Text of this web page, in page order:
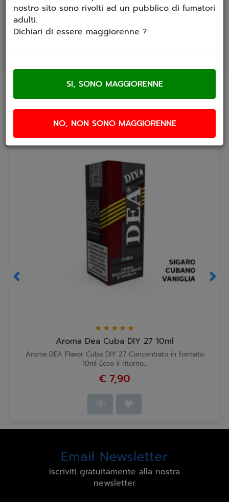
da diluire in base neutra / non utilizzare tal
quale
SCHEDA TECNICA
Prodotti che ti potrebbero interessare
Aroma Dea Cuba DIY 27 10ml
Aroma DEA Flavor Cuba DIY 27 Concentrato in formato
10ml Ecco il ritorno...
€ 7,90
Email Newsletter
Iscriviti gratuitamente alla nostra
newsletter
nostro sito sono rivolti ad un pubblico di fumatori
adulti.
Dichiari di essere maggiorenne ?
NO, NON SONO MAGGIORENNE